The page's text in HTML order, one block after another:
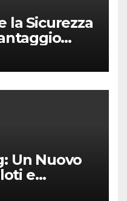
la Sicurezza
Un Nuovo
e